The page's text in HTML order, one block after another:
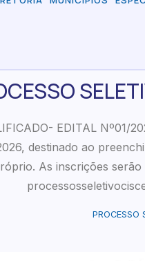
EDITAL
destinado ao
As inscrições
PROCESSO